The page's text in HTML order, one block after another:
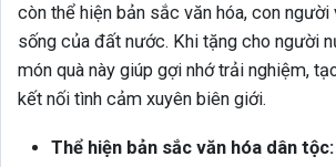
còn thể hiện bản sắc văn hóa, con người
sống của đất nước. Khi tặng cho người
món quà này giúp gợi nhớ trải nghiệm,
kết nối tình cảm xuyên biên giới.
Thể hiện bản sắc văn hóa dân tộc: